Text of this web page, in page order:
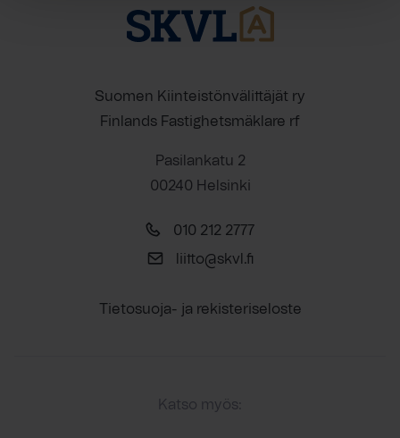
Suomen Kiinteistönvälittäjät ry
Finlands Fastighetsmäklare rf
Pasilankatu 2
00240 Helsinki
010 212 2777
liitto@skvl.fi
Tietosuoja- ja rekisteriseloste
Katso myös: